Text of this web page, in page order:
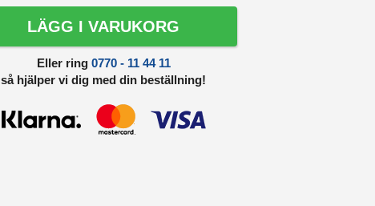
LÄGG I VARUKORG
Eller ring 0770 - 11 44 11
så hjälper vi dig med din beställning!